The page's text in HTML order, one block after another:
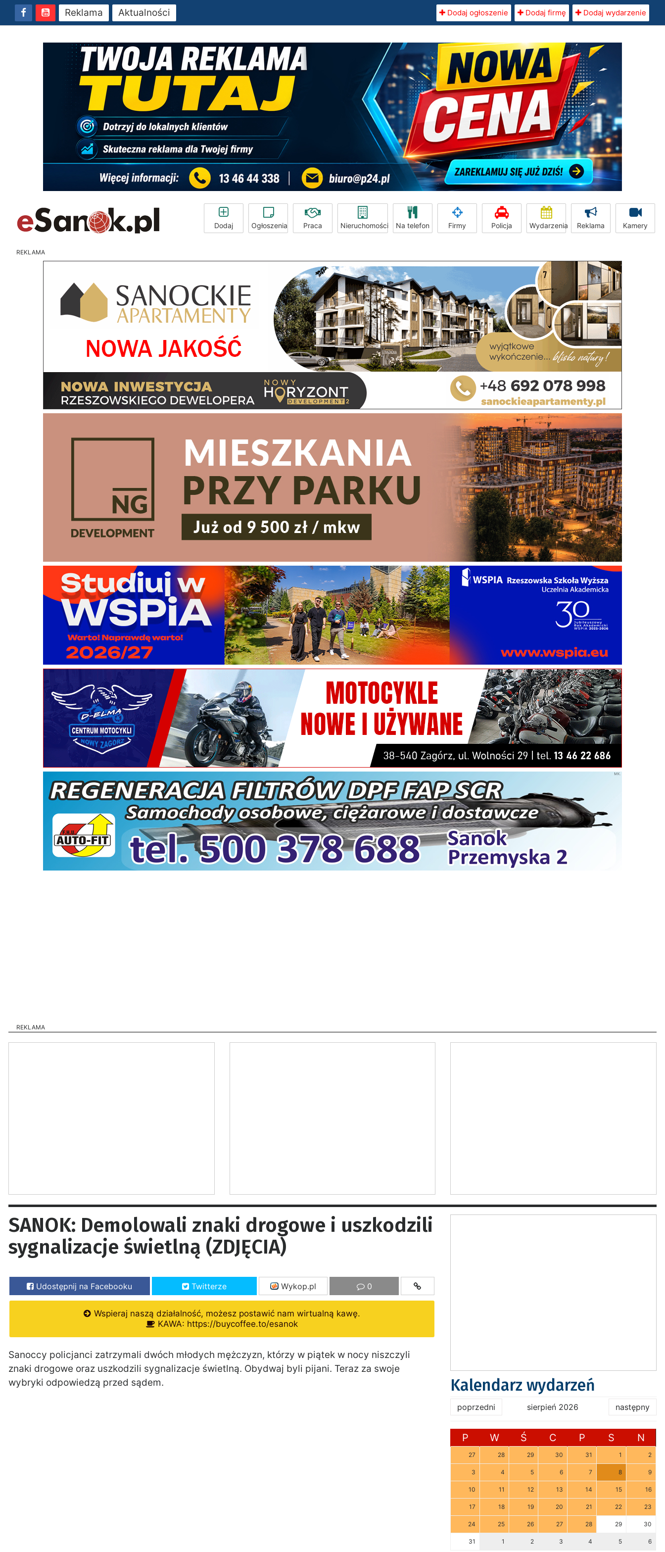
Reklama Aktualności Dodaj ogłoszenie Dodaj firmę Dodaj wydarzenie
Dodaj Ogłoszenia Praca Nieruchomości Na telefon Firmy Policja Wydarzenia Reklama Kamery
REKLAMA
REKLAMA
SANOK: Demolowali znaki drogowe i uszkodzili
sygnalizacje świetlną (ZDJĘCIA)
Udostępnij na Facebooku Twitterze Wykop.pl 0
Wspieraj naszą działalność, możesz postawić nam wirtualną kawę.
KAWA: https://buycoffee.to/esanok
Sanoccy policjanci zatrzymali dwóch młodych mężczyzn, którzy w piątek w nocy niszczyli
znaki drogowe oraz uszkodzili sygnalizacje świetlną. Obydwaj byli pijani. Teraz za swoje
wybryki odpowiedzą przed sądem.
Kalendarz wydarzeń
poprzedni sierpień 2026 następny
P W Ś C P S N
27 28 29 30 31 1 2
3 4 5 6 7 8 9
10 11 12 13 14 15 16
17 18 19 20 21 22 23
24 25 26 27 28 29 30
31 1 2 3 4 5 6